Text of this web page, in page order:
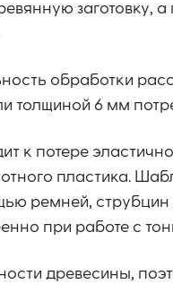
заготовку, а
обработки
толщиной 6 мм
к потере
пластика.
ремней, струбцин
при работе с
древесины,